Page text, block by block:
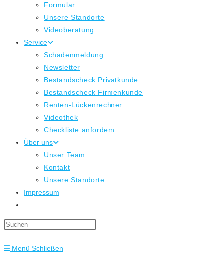
Formular
Unsere Standorte
Videoberatung
Service
Schadenmeldung
Newsletter
Bestandscheck Privatkunde
Bestandscheck Firmenkunde
Renten-Lückenrechner
Videothek
Checkliste anfordern
Über uns
Unser Team
Kontakt
Unsere Standorte
Impressum
umschalten
Menü Schließen